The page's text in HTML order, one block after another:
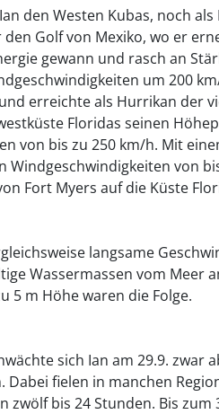
den Westen Kubas, noch als
Golf von Mexiko, wo er
gewann und rasch an
um 200
erreichte als Hurrikan der
Floridas seinen
von bis zu 250 km/h. Mit
Windgeschwindigkeiten von
Fort Myers auf die Küste
langsame
Wassermassen vom Meer
5 m Höhe waren die Folge.
sich Ian am 29.9. zwar
Dabei fielen in manchen
zwölf bis 24 Stunden. Bis zum